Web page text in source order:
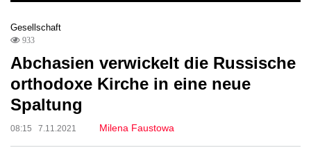
Gesellschaft
933
Abchasien verwickelt die Russische
orthodoxe Kirche in eine neue
Spaltung
08:15 7.11.2021 Milena Faustowa